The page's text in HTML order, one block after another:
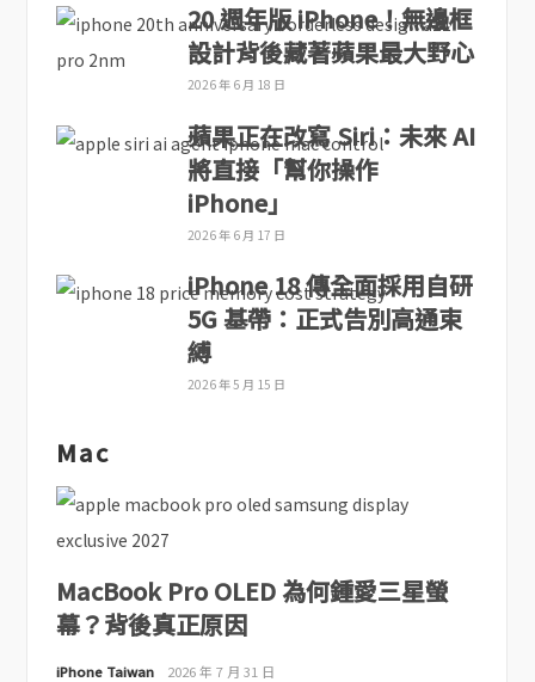
20 週年版 iPhone！無邊框
設計背後藏著蘋果最大野心
2026 年 6 月 18 日
蘋果正在改寫 Siri：未來 AI
將直接「幫你操作
iPhone」
2026 年 6 月 17 日
iPhone 18 傳全面採用自研
5G 基帶：正式告別高通束
縛
2026 年 5 月 15 日
Mac
MacBook Pro OLED 為何鍾愛三星螢
幕？背後真正原因
iPhone Taiwan 2026 年 7 月 31 日